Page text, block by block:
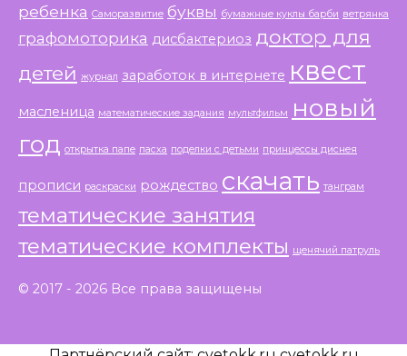
ребенка Саморазвитие буквы бумажные куклы барби ветрянка
графомоторика дисбактериоз доктор для
детей журнал заработок в интернете квест
масленица математические задания мультфильм
новый
год открытка папе пасха поделки с детьми принцессы диснея
прописи раскраски рождество скачать танграм
тематические занятия
тематические комплекты щенячий патруль
© 2017 - 2026 Все права защищены